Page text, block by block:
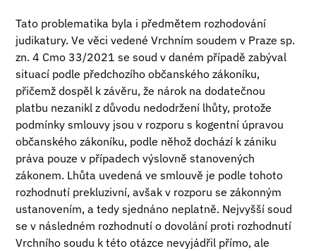
Tato problematika byla i předmětem rozhodování
judikatury. Ve věci vedené Vrchním soudem v Praze sp.
zn. 4 Cmo 33/2021 se soud v daném případě zabýval
situací podle předchozího občanského zákoníku,
přičemž dospěl k závěru, že nárok na dodatečnou
platbu nezanikl z důvodu nedodržení lhůty, protože
podmínky smlouvy jsou v rozporu s kogentní úpravou
občanského zákoníku, podle něhož dochází k zániku
práva pouze v případech výslovně stanovených
zákonem. Lhůta uvedená ve smlouvě je podle tohoto
rozhodnutí prekluzivní, avšak v rozporu se zákonným
ustanovením, a tedy sjednáno neplatně. Nejvyšší soud
se v následném rozhodnutí o dovolání proti rozhodnutí
Vrchního soudu k této otázce nevyjádřil přímo, ale